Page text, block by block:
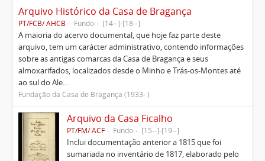
Arquivo Histórico da Casa de Bragança
PT/FCB/ AHCB Fundo [14--]-[18--]
A maioria do acervo documental, que hoje faz parte deste
arquivo, tem um carácter administrativo, contendo informações
sobre as antigas comarcas da Casa de Bragança e seus
almoxarifados, localizados desde o Minho e Trás-os-Montes até
ao sul do Ale...
Fundação da Casa de Bragança (1933- )
Arquivo da Casa Ficalho
PT/FM/ ACF Fundo [15--]-[19--]
Inclui documentação anterior a 1815 que foi
sumariada no inventário de 1817, elaborado pelo